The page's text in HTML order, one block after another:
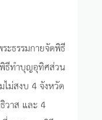
ธรรมกายจัดพิธี
ธีทำบุญอุทิศส่วน
ม่สงบ 4 จังหวัด
วาส และ 4